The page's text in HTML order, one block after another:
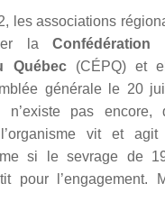
les associations
la Confédération
Québec(CÉPQ) et
générale le 20
n’existe pas
l’organisme vit et
si le sevrage de
pour l’engagement.